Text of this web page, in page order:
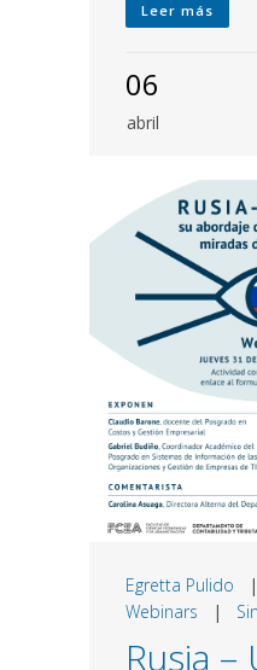
Leer más
06
abril
Egretta Pulido
Webinars |
Rusia –